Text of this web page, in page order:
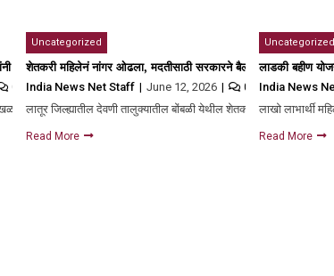
दरवाजा उघडला असता हादरले, आत नग्नावस्थेत…
0
खळबळ उडाली आहे….
Uncategorized
शेतकरी महिलेनं नांगर ओढला, मदतीसाठी सरकारने बैल दिला; पण तोही
India News Net Staff June 12, 2026 0
लातूर जिल्ह्यातील देवणी तालुक्यातील बोंबळी येथील शेतकरी काशिनाथ
Read More
Uncategorized
लाडकी बहीण
India News
लाखो लाभार्थी
Read More